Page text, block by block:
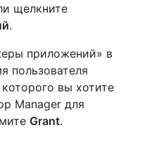
щелкните
.
приложений» в
пользователя
вы хотите
Manager для
Grant.